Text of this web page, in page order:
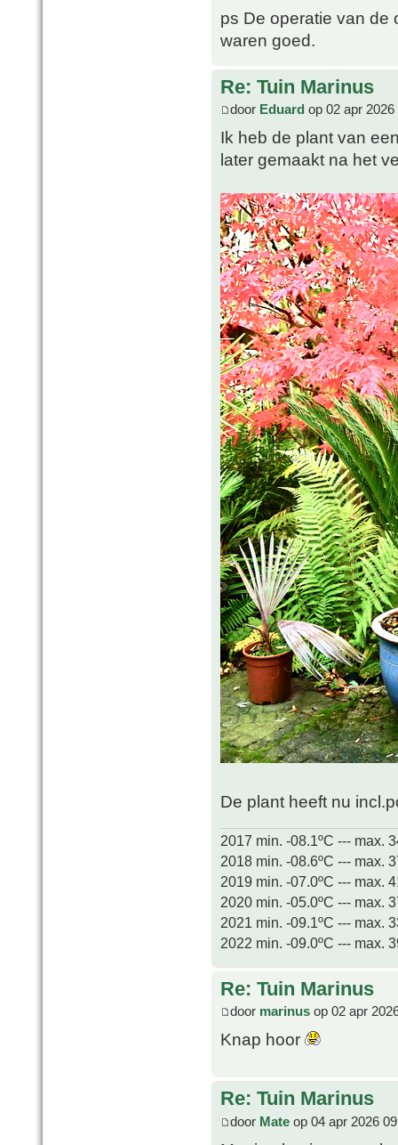
ps De operatie van de
waren goed.
Re: Tuin Marinus
door Eduard op 02 apr 2026
Ik heb de plant van
later gemaakt na het
De plant heeft nu
2017 min. -08.1ºC --- max.
2018 min. -08.6ºC --- max.
2019 min. -07.0ºC --- max.
2020 min. -05.0ºC --- max.
2021 min. -09.1ºC --- max.
2022 min. -09.0ºC --- max.
Re: Tuin Marinus
door marinus op 02 apr
Knap hoor
Re: Tuin Marinus
door Mate op 04 apr 2026